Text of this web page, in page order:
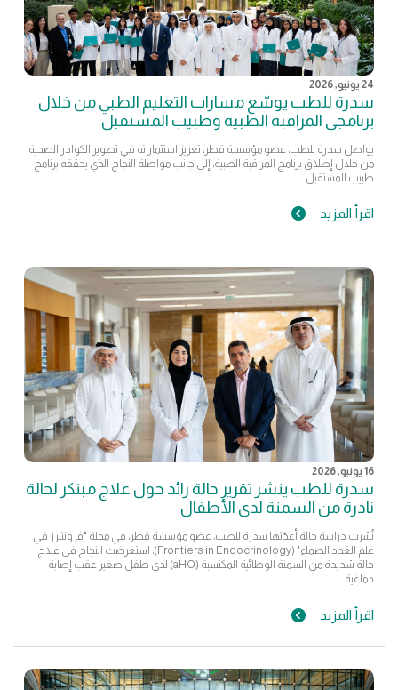
24 يونيو, 2026
سدرة للطب يوسّع مسارات التعليم الطبي من خلال
برنامجي المراقبة الطبية وطبيب المستقبل
يواصل سدرة للطب، عضو مؤسسة قطر، تعزيز استثماراته في تطوير الكوادر الصحية
من خلال إطلاق برنامج المراقبة الطبية، إلى جانب مواصلة النجاح الذي يحققه برنامج
طبيب المستقبل.
اقرأ المزيد
16 يونيو, 2026
سدرة للطب ينشر تقرير حالة رائد حول علاج مبتكر لحالة
نادرة من السمنة لدى الأطفال
نُشرت دراسة حالة أعدّتها سدرة للطب، عضو مؤسسة قطر، في مجلة "فرونتيرز في
علم الغدد الصماء" (Frontiers in Endocrinology)، استعرضت النجاح في علاج
حالة شديدة من السمنة الوطائية المكتسبة (aHO) لدى طفل صغير عقب إصابة
دماغية.
اقرأ المزيد